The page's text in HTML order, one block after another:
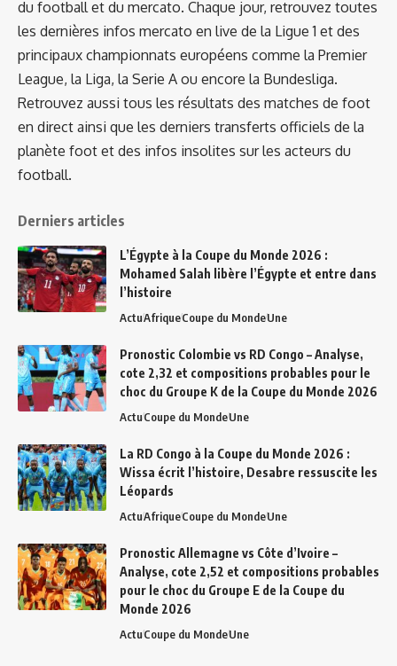
du football et du mercato. Chaque jour, retrouvez toutes
les dernières infos mercato en live de la Ligue 1 et des
principaux championnats européens comme la Premier
League, la Liga, la Serie A ou encore la Bundesliga.
Retrouvez aussi tous les résultats des matches de foot
en direct ainsi que les derniers transferts officiels de la
planète foot et des infos insolites sur les acteurs du
football.
Derniers articles
L’Égypte à la Coupe du Monde 2026 :
Mohamed Salah libère l’Égypte et entre dans
l’histoire
ActuAfriqueCoupe du MondeUne
Pronostic Colombie vs RD Congo – Analyse,
cote 2,32 et compositions probables pour le
choc du Groupe K de la Coupe du Monde 2026
ActuCoupe du MondeUne
La RD Congo à la Coupe du Monde 2026 :
Wissa écrit l’histoire, Desabre ressuscite les
Léopards
ActuAfriqueCoupe du MondeUne
Pronostic Allemagne vs Côte d’Ivoire –
Analyse, cote 2,52 et compositions probables
pour le choc du Groupe E de la Coupe du
Monde 2026
ActuCoupe du MondeUne